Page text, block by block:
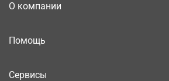
О компании
Помощь
Сервисы